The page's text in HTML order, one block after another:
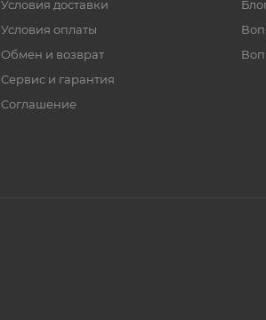
Условия доставки
Условия оплаты
Обмен и возврат
Сервис и гарантия
Соглашение